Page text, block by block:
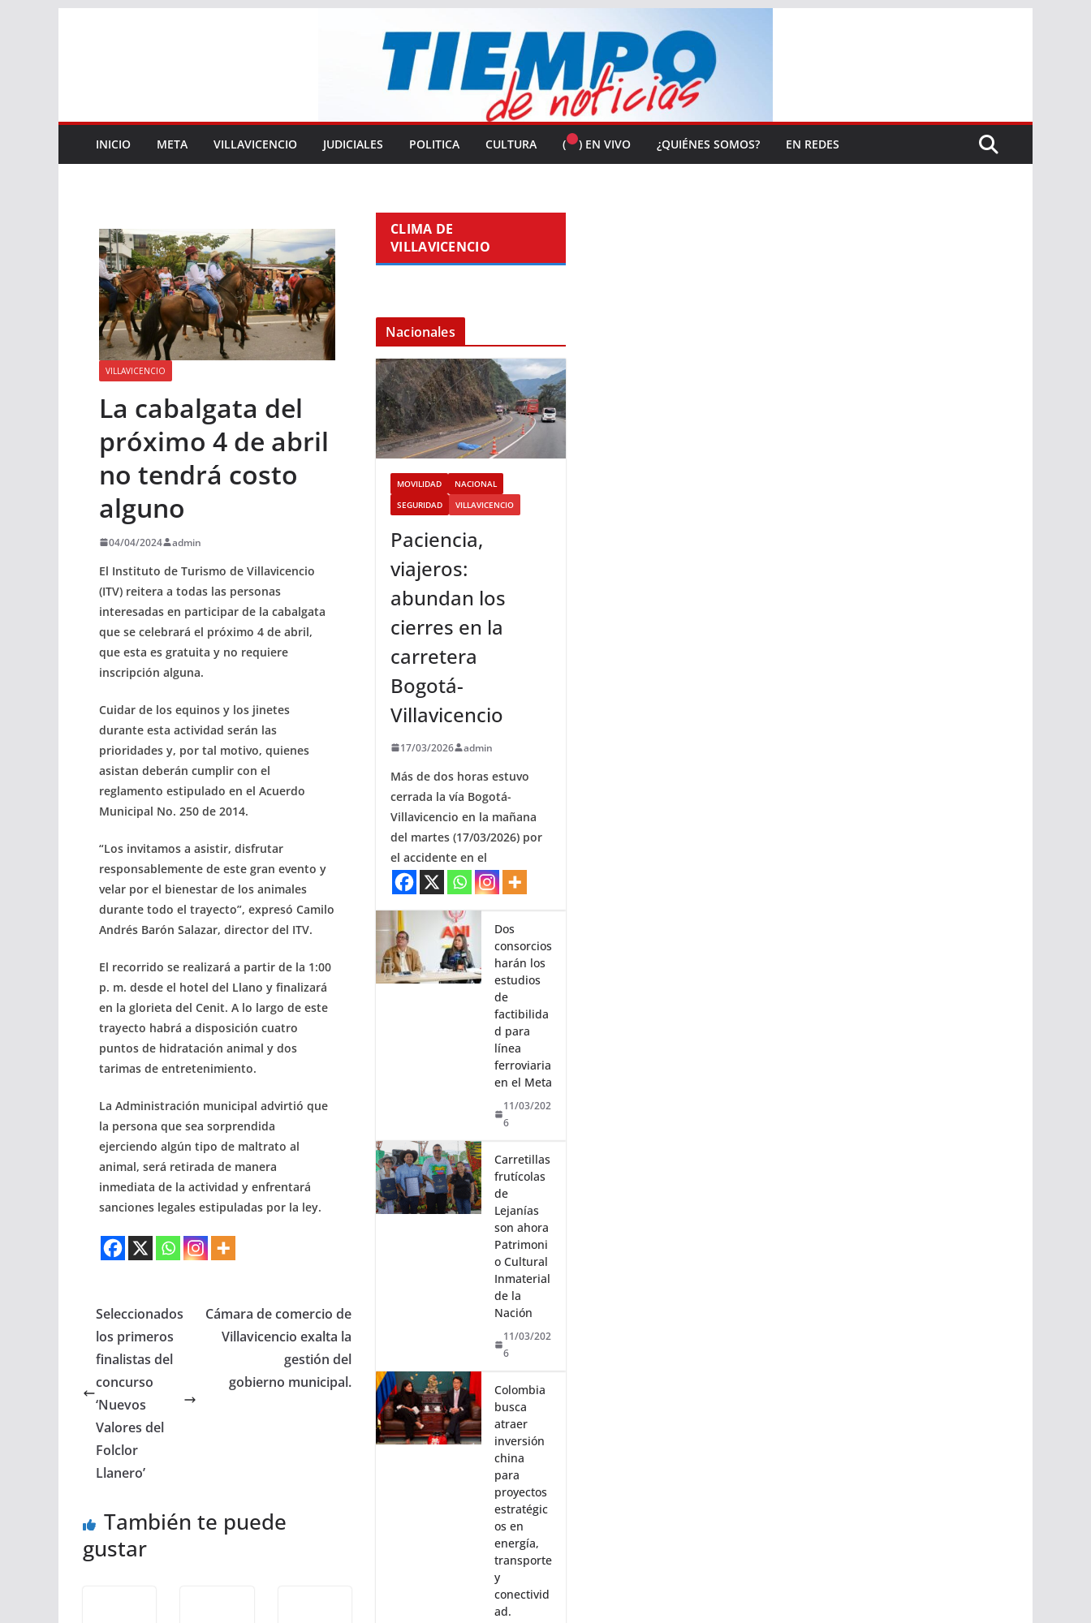
INICIO META VILLAVICENCIO JUDICIALES POLITICA CULTURA ( ) EN VIVO ¿QUIÉNES SOMOS? EN REDES
VILLAVICENCIO
La cabalgata del
próximo 4 de abril
no tendrá costo
alguno
04/04/2024 admin
El Instituto de Turismo de Villavicencio
(ITV) reitera a todas las personas
interesadas en participar de la cabalgata
que se celebrará el próximo 4 de abril,
que esta es gratuita y no requiere
inscripción alguna.
Cuidar de los equinos y los jinetes
durante esta actividad serán las
prioridades y, por tal motivo, quienes
asistan deberán cumplir con el
reglamento estipulado en el Acuerdo
Municipal No. 250 de 2014.
“Los invitamos a asistir, disfrutar
responsablemente de este gran evento y
velar por el bienestar de los animales
durante todo el trayecto”, expresó Camilo
Andrés Barón Salazar, director del ITV.
El recorrido se realizará a partir de la 1:00
p. m. desde el hotel del Llano y finalizará
en la glorieta del Cenit. A lo largo de este
trayecto habrá a disposición cuatro
puntos de hidratación animal y dos
tarimas de entretenimiento.
La Administración municipal advirtió que
la persona que sea sorprendida
ejerciendo algún tipo de maltrato al
animal, será retirada de manera
inmediata de la actividad y enfrentará
sanciones legales estipuladas por la ley.
Seleccionados
los primeros
finalistas del
concurso
‘Nuevos
Valores del
Folclor
Llanero’
Cámara de comercio de
Villavicencio exalta la
gestión del
gobierno municipal.
También te puede
gustar
CLIMA DE
VILLAVICENCIO
Nacionales
MOVILIDAD
NACIONAL
SEGURIDAD
VILLAVICENCIO
Paciencia,
viajeros:
abundan los
cierres en la
carretera
Bogotá-
Villavicencio
17/03/2026 admin
Más de dos horas estuvo
cerrada la vía Bogotá-
Villavicencio en la mañana
del martes (17/03/2026) por
el accidente en el
Dos
consorcios
harán los
estudios
de
factibilida
d para
línea
ferroviaria
en el Meta
11/03/202
6
Carretillas
frutícolas
de
Lejanías
son ahora
Patrimoni
o Cultural
Inmaterial
de la
Nación
11/03/202
6
Colombia
busca
atraer
inversión
china
para
proyectos
estratégic
os en
energía,
transporte
y
conectivid
ad.